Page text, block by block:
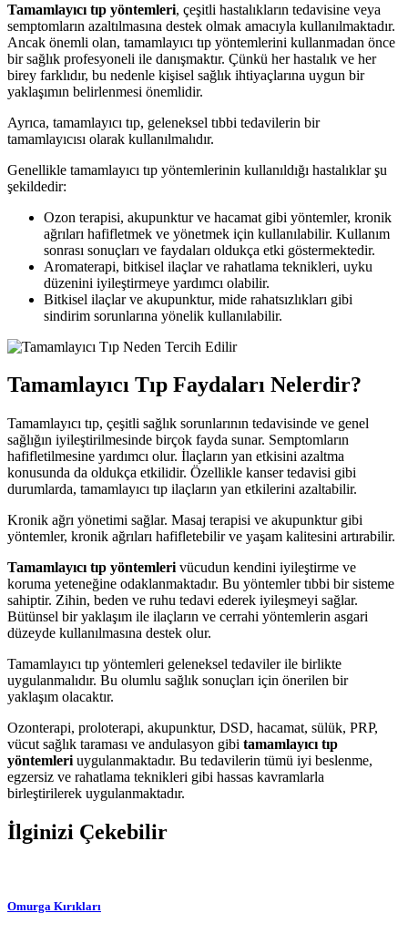
Tamamlayıcı tıp yöntemleri, çeşitli hastalıkların tedavisine veya
semptomların azaltılmasına destek olmak amacıyla kullanılmaktadır.
Ancak önemli olan, tamamlayıcı tıp yöntemlerini kullanmadan önce
bir sağlık profesyoneli ile danışmaktır. Çünkü her hastalık ve her
birey farklıdır, bu nedenle kişisel sağlık ihtiyaçlarına uygun bir
yaklaşımın belirlenmesi önemlidir.
Ayrıca, tamamlayıcı tıp, geleneksel tıbbi tedavilerin bir
tamamlayıcısı olarak kullanılmalıdır.
Genellikle tamamlayıcı tıp yöntemlerinin kullanıldığı hastalıklar şu
şekildedir:
Ozon terapisi, akupunktur ve hacamat gibi yöntemler, kronik
ağrıları hafifletmek ve yönetmek için kullanılabilir. Kullanım
sonrası sonuçları ve faydaları oldukça etki göstermektedir.
Aromaterapi, bitkisel ilaçlar ve rahatlama teknikleri, uyku
düzenini iyileştirmeye yardımcı olabilir.
Bitkisel ilaçlar ve akupunktur, mide rahatsızlıkları gibi
sindirim sorunlarına yönelik kullanılabilir.
Tamamlayıcı Tıp Faydaları Nelerdir?
Tamamlayıcı tıp, çeşitli sağlık sorunlarının tedavisinde ve genel
sağlığın iyileştirilmesinde birçok fayda sunar. Semptomların
hafifletilmesine yardımcı olur. İlaçların yan etkisini azaltma
konusunda da oldukça etkilidir. Özellikle kanser tedavisi gibi
durumlarda, tamamlayıcı tıp ilaçların yan etkilerini azaltabilir.
Kronik ağrı yönetimi sağlar. Masaj terapisi ve akupunktur gibi
yöntemler, kronik ağrıları hafifletebilir ve yaşam kalitesini artırabilir.
Tamamlayıcı tıp yöntemleri vücudun kendini iyileştirme ve
koruma yeteneğine odaklanmaktadır. Bu yöntemler tıbbi bir sisteme
sahiptir. Zihin, beden ve ruhu tedavi ederek iyileşmeyi sağlar.
Bütünsel bir yaklaşım ile ilaçların ve cerrahi yöntemlerin asgari
düzeyde kullanılmasına destek olur.
Tamamlayıcı tıp yöntemleri geleneksel tedaviler ile birlikte
uygulanmalıdır. Bu olumlu sağlık sonuçları için önerilen bir
yaklaşım olacaktır.
Ozonterapi, proloterapi, akupunktur, DSD, hacamat, sülük, PRP,
vücut sağlık taraması ve andulasyon gibi tamamlayıcı tıp
yöntemleri uygulanmaktadır. Bu tedavilerin tümü iyi beslenme,
egzersiz ve rahatlama teknikleri gibi hassas kavramlarla
birleştirilerek uygulanmaktadır.
İlginizi Çekebilir
Omurga Kırıkları